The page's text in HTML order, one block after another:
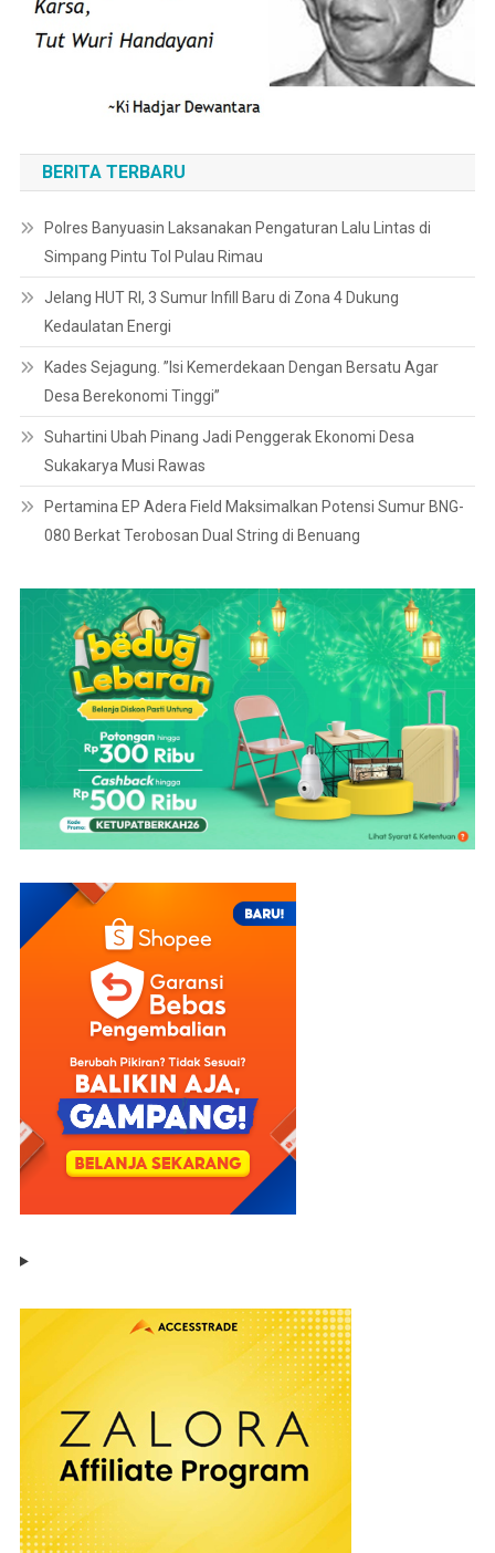
BERITA TERBARU
Polres Banyuasin Laksanakan Pengaturan Lalu Lintas di
Simpang Pintu Tol Pulau Rimau
Jelang HUT RI, 3 Sumur Infill Baru di Zona 4 Dukung
Kedaulatan Energi
Kades Sejagung. ”Isi Kemerdekaan Dengan Bersatu Agar
Desa Berekonomi Tinggi”
Suhartini Ubah Pinang Jadi Penggerak Ekonomi Desa
Sukakarya Musi Rawas
Pertamina EP Adera Field Maksimalkan Potensi Sumur BNG-
080 Berkat Terobosan Dual String di Benuang